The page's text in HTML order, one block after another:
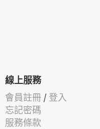
線上服務
會員註冊 / 登入
忘記密碼
服務條款